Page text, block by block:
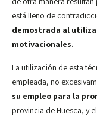
está lleno de
demostrada al
motivacionales.
La utilización de esta
empleada, no
su empleo para la
provincia de Huesca, y